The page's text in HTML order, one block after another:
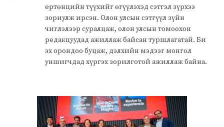
ертөнцийн түүхийг өгүүлэхэд сэтгэл зүрхээ
зориулж ирсэн. Олон улсын сэтгүүл зүйн
чиглэлээр суралцаж, олон улсын томоохон
редакцуудад ажиллаж байсан туршлагатай. Би
эх орондоо буцаж, дэлхийн мэдээг монгол
уншигчдад хүргэх зорилготой ажиллаж байна.